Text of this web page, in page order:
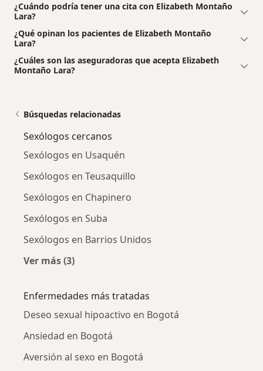
¿Cuándo podría tener una cita con Elizabeth Montaño
Lara?
¿Qué opinan los pacientes de Elizabeth Montaño
Lara?
¿Cuáles son las aseguradoras que acepta Elizabeth
Montaño Lara?
Búsquedas relacionadas
Sexólogos cercanos
Sexólogos en Usaquén
Sexólogos en Teusaquillo
Sexólogos en Chapinero
Sexólogos en Suba
Sexólogos en Barrios Unidos
Ver más (3)
Enfermedades más tratadas
Deseo sexual hipoactivo en Bogotá
Ansiedad en Bogotá
Aversión al sexo en Bogotá